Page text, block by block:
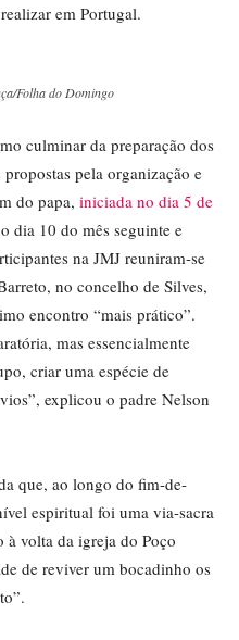
em Portugal.
Folha do Domingo
culminar da preparação dos
pela organização e
do papa, iniciada no dia 5 de
dia 10 do mês seguinte e
na JMJ reuniram-se
no concelho de Silves,
encontro “mais prático”.
mas essencialmente
criar uma espécie de
explicou o padre Nelson
que, ao longo do fim-de-
espiritual foi uma via-sacra
à volta da igreja do Poço
de reviver um bocadinho os